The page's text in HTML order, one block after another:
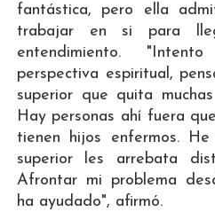
fantástica, pero ella
trabajar en si para
entendimiento.
perspectiva espiritual,
superior que quita
Hay personas ahí fuera
tienen hijos enfermos.
superior les arrebata
Afrontar mi problema
ha ayudado", afirmó.